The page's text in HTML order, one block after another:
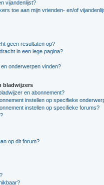
vijandenlijst?
toe aan mijn vrienden- en/of
geen resultaten op?
in een lege pagina?
onderwerpen vinden?
bladwijzers
en abonnement?
instellen op specifieke
instellen op specifieke forums?
op dit forum?